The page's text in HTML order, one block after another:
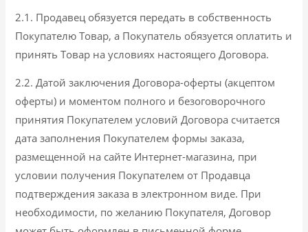
2.1. Продавец обязуется передать в собственность
Покупателю Товар, а Покупатель обязуется оплатить и
принять Товар на условиях настоящего Договора.
2.2. Датой заключения Договора-оферты (акцептом
оферты) и моментом полного и безоговорочного
принятия Покупателем условий Договора считается
дата заполнения Покупателем формы заказа,
размещенной на сайте Интернет-магазина, при
условии получения Покупателем от Продавца
подтверждения заказа в электронном виде. При
необходимости, по желанию Покупателя, Договор